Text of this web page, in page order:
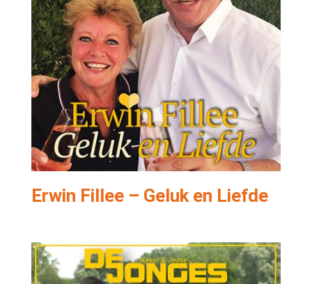
Erwin Fillee – Geluk en Liefde